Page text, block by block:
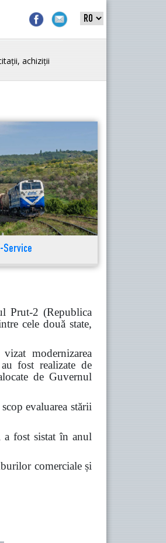
achiziții
Service
Prut-2 (Republica
cele două state,
modernizarea
fost realizate de
de Guvernul
evaluarea stării
a fost sistat în anul
comerciale și